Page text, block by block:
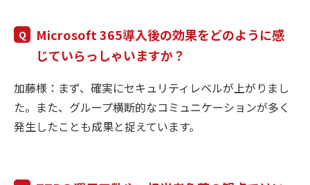
Microsoft 365導入後の効果をどのように感
じていらっしゃいますか？
加藤様：まず、確実にセキュリティレベルが上がりまし
た。また、グループ横断的なコミュニケーションが多く
発生したことも成果と捉えています。